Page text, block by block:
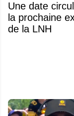
Une date
la prochaine
de la LNH